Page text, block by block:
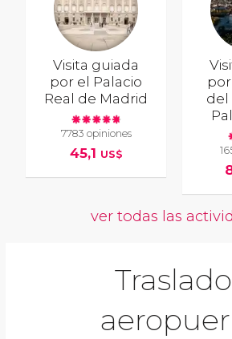
Visita guiada
por el Palacio
Real de Madrid
7783 opiniones
45,1 US$
del
ver todas las